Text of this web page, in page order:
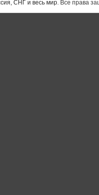
СНГ и весь мир. Все права